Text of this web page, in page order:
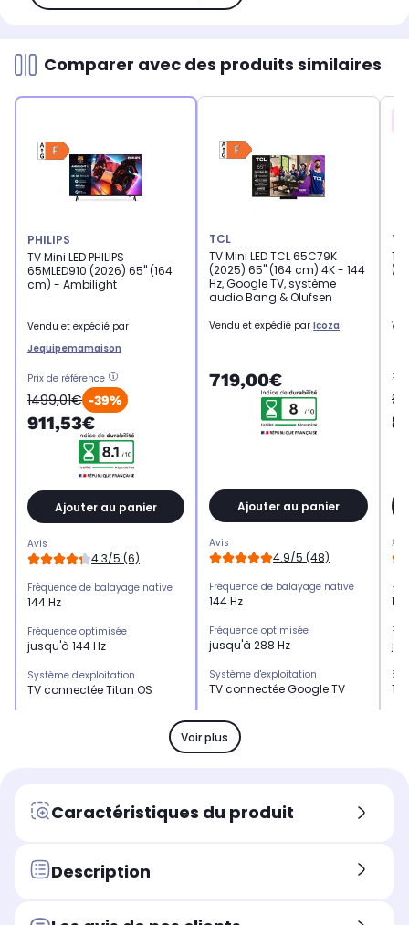
Comparer avec des produits similaires
PHILIPS
TV Mini LED PHILIPS
65MLED910 (2026) 65" (164
cm) - Ambilight
Vendu et expédié par
Jequipemamaison
Prix de référence
1499,01€ -39%
911,53€
Ajouter au panier
Avis
4.3/5 (6)
Fréquence de balayage native
144 Hz
Fréquence optimisée
jusqu'à 144 Hz
Système d'exploitation
TV connectée Titan OS
Son
4 x 10 Watts
Pieds sur les côtés
TCL
TV Mini LED TCL 65C79K
(2025) 65" (164 cm) 4K - 144
Hz, Google TV, système
audio Bang & Olufsen
Vendu et expédié par Icoza
719,00€
Ajouter au panier
Avis
4.9/5 (48)
Fréquence de balayage native
144 Hz
Fréquence optimisée
jusqu'à 288 Hz
Système d'exploitation
TV connectée Google TV
HDMI 2.1
x4
Son
60 Watts
TV
Voir plus
Caractéristiques du produit
Description